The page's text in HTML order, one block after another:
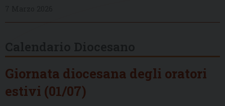
Giornata diocesana degli oratori
estivi (01/07)